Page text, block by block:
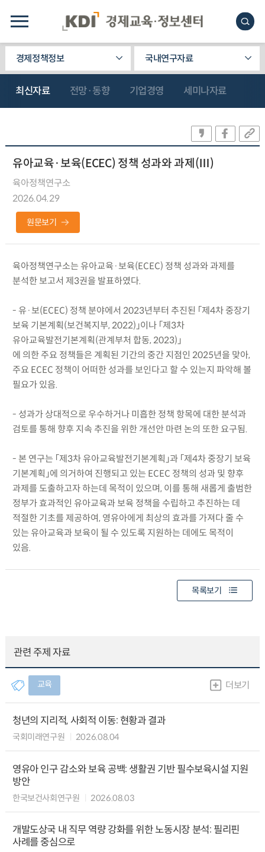
경제정책정보 국내연구자료
최신자료 전망·동향 기업경영 세미나자료
유아교육·보육(ECEC) 정책 성과와 과제(Ⅲ)
육아정책연구소
2026.04.29
원문보기
육아정책연구소는 유아교육·보육(ECEC) 정책 성과와 과제를
분석한 보고서 제3권을 발표하였다.
- 유·보(ECEC) 정책 분야에서 2023년부터 추진된 「제4차 중장기
보육 기본계획(보건복지부, 2022)」이나 「제3차
유아교육발전기본계획(관계부처 합동, 2023)」
에 의한 주요 정책들은 계획된 기간의 중간 지점인 2025년을 맞아,
주요 ECEC 정책이 어떠한 성과를 보인다고 할 수 있는지 파악해 볼
필요가 있음.
- 성과가 상대적으로 우수하거나 미흡한 정책 항목에 대한 분석과
검토를 통해 향후 지속 추진을 위한 개선안 마련 논의 또한 요구됨.
- 본 연구는 「제3차 유아교육발전기본계획」과 「제4차 중장기 보육
기본계획」에 의거하여 진행되고 있는 ECEC 정책의 성과 및 향후
과제를 도출하고자 하는데 목적이 있으며, 이를 통해 새롭게 출범한
정부가 효과적인 유아교육과 보육 정책을 수립하고 추진하는 데
적절한 기초를 제공하여, 영유아에게 최상의 효과를 가져다 줄 수
있는 유아교육과 보육이 될 수 있도록 지원하는 데에도 목적이
있음.
목록보기
관련 주제 자료
교육 더보기
청년의 지리적, 사회적 이동: 현황과 결과
국회미래연구원 2026.08.04
영유아 인구 감소와 보육 공백: 생활권 기반 필수보육시설 지원
방안
한국보건사회연구원 2026.08.03
개발도상국 내 직무 역량 강화를 위한 노동시장 분석: 필리핀
사례를 중심으로